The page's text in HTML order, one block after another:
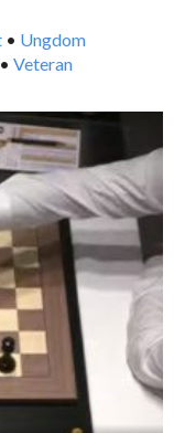
• Ungdom
• Veteran